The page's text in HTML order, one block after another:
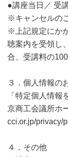
●講座当日／ 受
※キャンセルの
※上記規定にか
聴案内を受領し
合、受講料の
３．個人情報の
「特定個人情報
京商工会議所ホ
cci.or.jp/privacy/
４．その他